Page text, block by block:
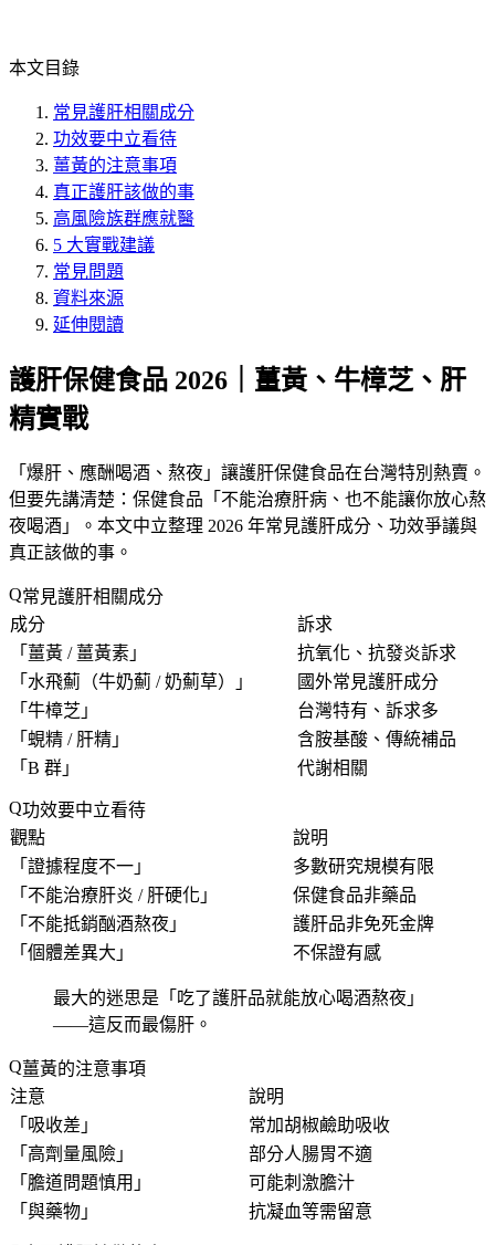
本文目錄
常見護肝相關成分
功效要中立看待
薑黃的注意事項
真正護肝該做的事
高風險族群應就醫
5 大實戰建議
常見問題
資料來源
延伸閱讀
護肝保健食品 2026｜薑黃、牛樟芝、肝
精實戰
「 爆肝、應酬喝酒、熬夜 」讓護肝保健食品在台灣特別熱賣。
但要先講清楚：保健食品「 不能治療肝病、也不能讓你放心熬
夜喝酒 」。本文中立整理 2026 年常見護肝成分、功效爭議與
真正該做的事。
常見護肝相關成分
成分
訴求
「 薑黃 / 薑黃素 」
抗氧化、抗發炎訴求
「 水飛薊（牛奶薊 / 奶薊草） 」
國外常見護肝成分
「 牛樟芝 」
台灣特有、訴求多
「 蜆精 / 肝精 」
含胺基酸、傳統補品
「 B 群 」 代謝相關
功效要中立看待
觀點
說明
「 證據程度不一 」
多數研究規模有限
「 不能治療肝炎 / 肝硬化 」
保健食品非藥品
「 不能抵銷酗酒熬夜 」
護肝品非免死金牌
「 個體差異大 」 不保證有感
最大的迷思是「 吃了護肝品就能放心喝酒熬夜 」
——這反而最傷肝。
薑黃的注意事項
注意
說明
「 吸收差 」
常加胡椒鹼助吸收
「 高劑量風險 」
部分人腸胃不適
「 膽道問題慎用 」
可能刺激膽汁
「 與藥物 」 抗凝血等需留意